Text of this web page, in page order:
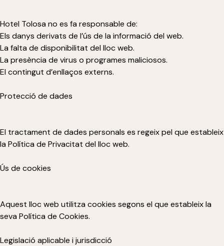
Hotel Tolosa no es fa responsable de:
Els danys derivats de l’ús de la informació del web.
La falta de disponibilitat del lloc web.
La presència de virus o programes maliciosos.
El contingut d’enllaços externs.
Protecció de dades
El tractament de dades personals es regeix pel que estableix
la Política de Privacitat del lloc web.
Ús de cookies
Aquest lloc web utilitza cookies segons el que estableix la
seva Política de Cookies.
Legislació aplicable i jurisdicció